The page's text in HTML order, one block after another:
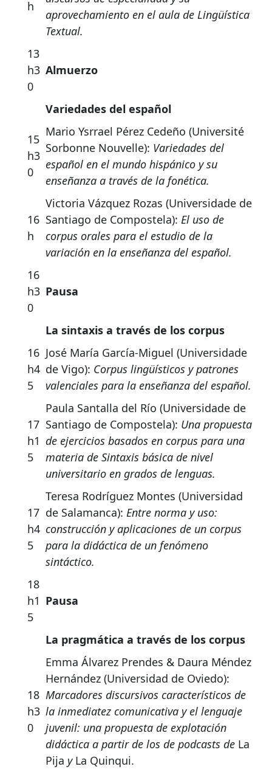
h
aprovechamiento en el aula de Lingüística
Textual.
13
h3
0
Almuerzo
Variedades del español
15
h3
0
Mario Ysrrael Pérez Cedeño (Université
Sorbonne Nouvelle): Variedades del
español en el mundo hispánico y su
enseñanza a través de la fonética.
16
h
Victoria Vázquez Rozas (Universidade de
Santiago de Compostela): El uso de
corpus orales para el estudio de la
variación en la enseñanza del español.
16
h3
0
Pausa
La sintaxis a través de los corpus
16
h4
5
José María García-Miguel (Universidade
de Vigo): Corpus lingüísticos y patrones
valenciales para la enseñanza del español.
17
h1
5
Paula Santalla del Río (Universidade de
Santiago de Compostela): Una propuesta
de ejercicios basados en corpus para una
materia de Sintaxis básica de nivel
universitario en grados de lenguas.
17
h4
5
Teresa Rodríguez Montes (Universidad
de Salamanca): Entre norma y uso:
construcción y aplicaciones de un corpus
para la didáctica de un fenómeno
sintáctico.
18
h1
5
Pausa
La pragmática a través de los corpus
18
h3
0
Emma Álvarez Prendes & Daura Méndez
Hernández (Universidad de Oviedo):
Marcadores discursivos característicos de
la inmediatez comunicativa y el lenguaje
juvenil: una propuesta de explotación
didáctica a partir de los de podcasts de La
Pija yLa Quinqui.